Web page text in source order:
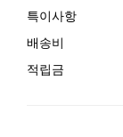
특이사항
배송비
적립금